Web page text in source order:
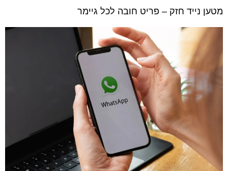
מטען נייד חזק – פריט חובה לכל גיימר